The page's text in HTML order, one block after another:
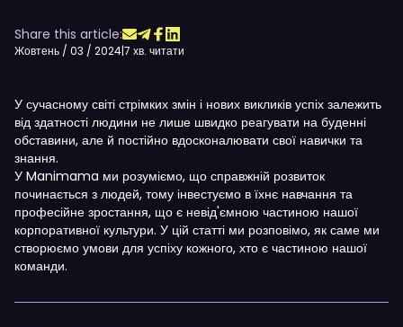
Share this article:
Жовтень / 03 / 2024|7 хв. читати
У сучасному світі стрімких змін і нових викликів успіх залежить
від здатності людини не лише швидко реагувати на буденні
обставини, але й постійно вдосконалювати свої навички та
знання.
У Manimama ми розуміємо, що справжній розвиток
починається з людей, тому інвестуємо в їхнє навчання та
професійне зростання, що є невід'ємною частиною нашої
корпоративної культури. У цій статті ми розповімо, як саме ми
створюємо умови для успіху кожного, хто є частиною нашої
команди.